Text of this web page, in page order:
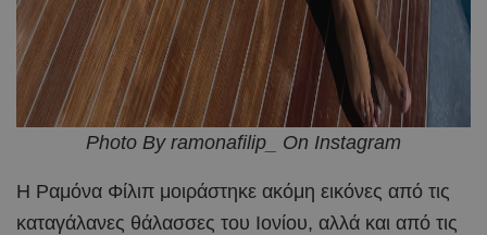
Photo By ramonafilip_ On Instagram
Η Ραμόνα Φίλιπ μοιράστηκε ακόμη εικόνες από τις
καταγάλανες θάλασσες του Ιονίου, αλλά και από τις